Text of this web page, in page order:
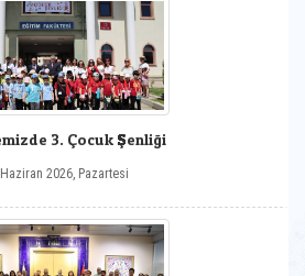
3. Çocuk Şenliği
2026, Pazartesi